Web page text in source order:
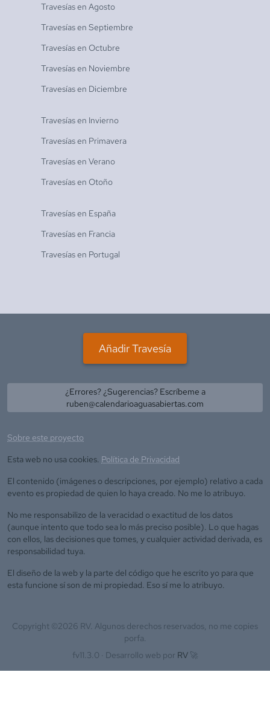
Travesías en Agosto
Travesías en Septiembre
Travesías en Octubre
Travesías en Noviembre
Travesías en Diciembre
Travesías en Invierno
Travesías en Primavera
Travesías en Verano
Travesías en Otoño
Travesías en España
Travesías en Francia
Travesías en Portugal
Añadir Travesía
¿Errores? ¿Sugerencias? Escríbeme a
ruben@calendarioaguasabiertas.com
Sobre este proyecto
Esta web no usa cookies. Política de Privacidad
El contenido (imágenes o descripciones, por ejemplo) relativo a cada
evento es propiedad de quien lo haya creado. No me lo atribuyo.
No me responsabilizo de la veracidad o exactitud de los datos
(aunque intento que todo sea lo más preciso posible). Lo que hagas
con ellos, las decisiones que tomes, y cualquier actividad derivada, es
responsabilidad tuya.
El diseño de la web y la parte del código que he escrito yo para que
esta funcione sí son de mi propiedad. Eso sí me lo atribuyo.
Copyright ©2026 RV. Algunos derechos reservados, no me copies
porfa.
fv11.3.0 · Desarrollo web por RV 🚀